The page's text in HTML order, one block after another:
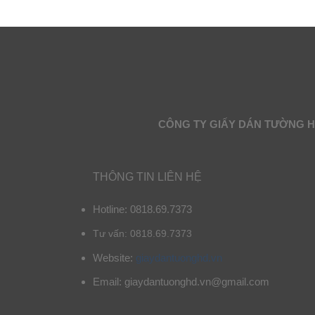
CÔNG TY GIẤY DÁN TƯỜNG
THÔNG TIN LIÊN HỆ
Hotline: 0818.69.7373
Tư vấn: 0818.69.7373
Website: giaydantuonghd.vn
Email: giaydantuonghd.vn@gmail.com